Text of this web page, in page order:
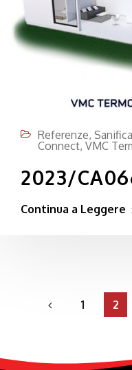
Referenze,
Connect, VMC
2023/
Continua a Leggere
1 2